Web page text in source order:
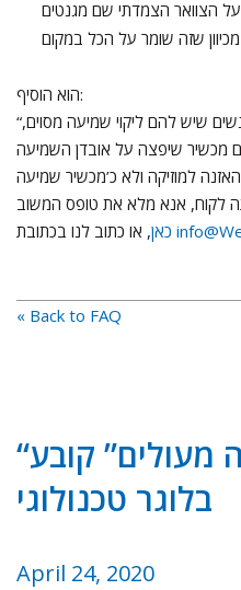
הצוואר הצמדתי שם מגנטים
הוא הוסיף:
“אני גם חושב שיש שוק עבור אנשים שיש להם ליקוי שמיעה מסוים,
מכשיר שיפצה על אובדן השמיעה
לקוח, אנא מלא את טופס המשוב
כאן
« Back to FAQ
“מכשירי שמיעה מעולים” קובע
בלוגר טכנולוגי
April 24, 2020